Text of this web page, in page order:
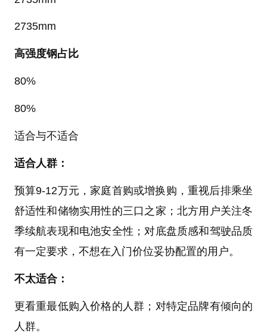
2735mm
高强度钢占比
80%
80%
适合与不适合
适合人群：
预算9-12万元，家庭首购或增换购，重视后排乘坐
舒适性和储物实用性的三口之家；北方用户关注冬
季续航表现和电池安全性；对底盘质感和驾驶品质
有一定要求，不想在入门价位妥协配置的用户。
不太适合：
更看重最低购入价格的人群；对特定品牌有倾向的
人群。